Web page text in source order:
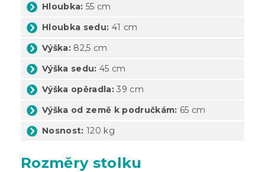
Hloubka: 55 cm
Hloubka sedu: 41 cm
Výška: 82,5 cm
Výška sedu: 45 cm
Výška opěradla: 39 cm
Výška od země k područkám: 65 cm
Nosnost: 120 kg
Rozměry stolku